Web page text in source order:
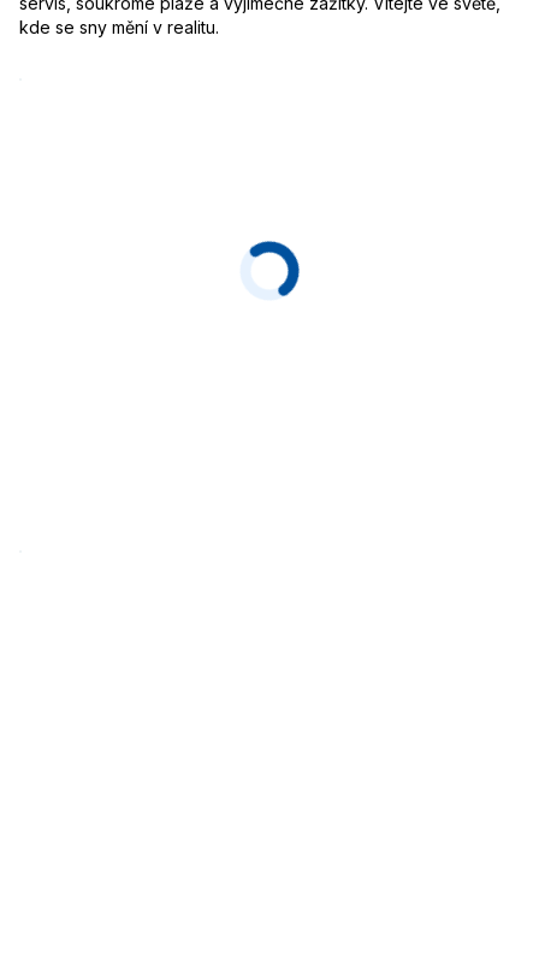
kde se sny mění v realitu.